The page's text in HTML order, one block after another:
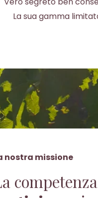
La sua gamma
nostra missione